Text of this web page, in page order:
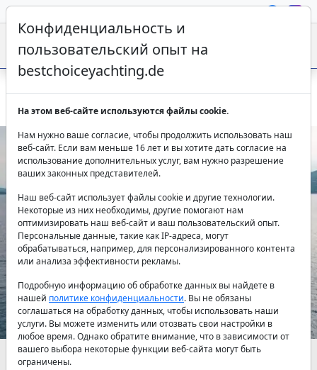
Арендуйте гулет Sea Breeze в Трогире с экипажем
Previous
Наличие и актуальные цены по договоренности
Конфиденциальность и
пользовательский опыт на
bestchoiceyachting.de
На этом веб-сайте используются файлы cookie.
Нам нужно ваше согласие, чтобы продолжить использовать наш
веб-сайт. Если вам меньше 16 лет и вы хотите дать согласие на
использование дополнительных услуг, вам нужно разрешение
ваших законных представителей.
Наш веб-сайт использует файлы cookie и другие технологии.
Некоторые из них необходимы, другие помогают нам
оптимизировать наш веб-сайт и ваш пользовательский опыт.
Персональные данные, такие как IP-адреса, могут
обрабатываться, например, для персонализированного контента
или анализа эффективности рекламы.
Подробную информацию об обработке данных вы найдете в
нашей политике конфиденциальности. Вы не обязаны
соглашаться на обработку данных, чтобы использовать наши
услуги. Вы можете изменить или отозвать свои настройки в
любое время. Однако обратите внимание, что в зависимости от
вашего выбора некоторые функции веб-сайта могут быть
ограничены.